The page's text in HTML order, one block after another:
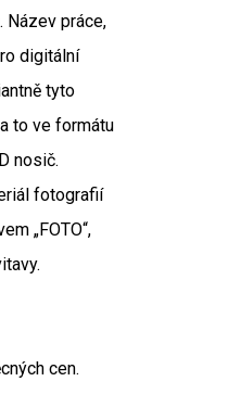
Název práce,
digitální
tyto
to ve formátu
nosič.
fotografií
„FOTO“,
cen.